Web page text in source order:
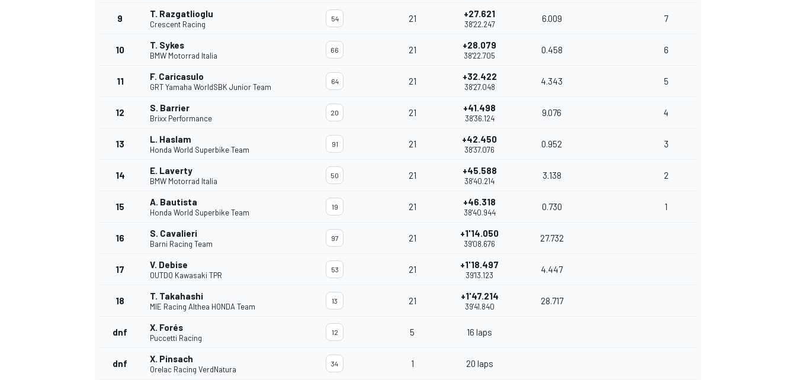
9 T. Razgatlioglu
Crescent Racing
54 21 +27.621
38'22.247
6.009 7
10 T. Sykes
BMW Motorrad Italia
66 21 +28.079
38'22.705
0.458 6
11 F. Caricasulo
GRT Yamaha WorldSBK Junior Team
64 21 +32.422
38'27.048
4.343 5
12 S. Barrier
Brixx Performance
20 21 +41.498
38'36.124
9.076 4
13 L. Haslam
Honda World Superbike Team
91 21 +42.450
38'37.076
0.952 3
14 E. Laverty
BMW Motorrad Italia
50 21 +45.588
38'40.214
3.138 2
15 A. Bautista
Honda World Superbike Team
19 21 +46.318
38'40.944
0.730 1
16 S. Cavalieri
Barni Racing Team
97 21 +1'14.050
39'08.676
27.732
17 V. Debise
OUTDO Kawasaki TPR
53 21 +1'18.497
39'13.123
4.447
18 T. Takahashi
MIE Racing Althea HONDA Team
13 21 +1'47.214
39'41.840
28.717
dnf X. Forés
Puccetti Racing
12 5 16 laps
dnf X. Pinsach
Orelac Racing VerdNatura
34 1 20 laps